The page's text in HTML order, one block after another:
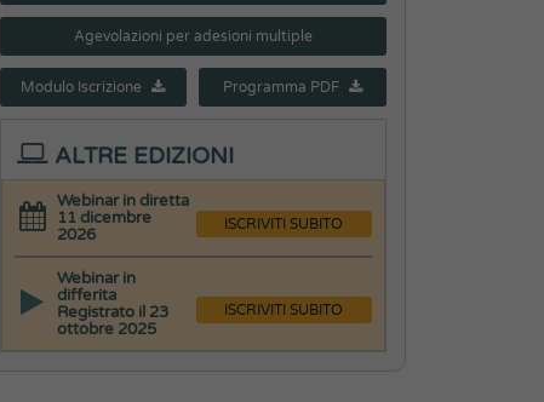
Agevolazioni per adesioni multiple
Modulo Iscrizione Programma PDF
ALTRE EDIZIONI
Webinar in diretta
11 dicembre
2026
ISCRIVITI SUBITO
Webinar in
differita
Registrato il 23
ottobre 2025
ISCRIVITI SUBITO